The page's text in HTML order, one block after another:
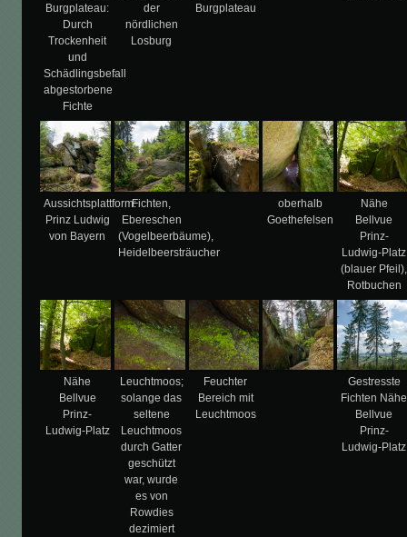
Burgplateau:
Durch
Trockenheit
und
Schädlingsbefall
abgestorbene
Fichte
der
nördlichen
Losburg
Burgplateau
Aussichtsplattform:
Prinz Ludwig
von Bayern
Fichten,
Ebereschen
(Vogelbeerbäume),
Heidelbeersträucher
oberhalb
Goethefelsen
Nähe
Bellvue
Prinz-
Ludwig-Platz
(blauer Pfeil),
Rotbuchen
Nähe
Bellvue
Prinz-
Ludwig-Platz
Leuchtmoos;
solange das
seltene
Leuchtmoos
durch Gatter
geschützt
war, wurde
es von
Rowdies
dezimiert
Feuchter
Bereich mit
Leuchtmoos
Gestresste
Fichten Nähe
Bellvue
Prinz-
Ludwig-Platz